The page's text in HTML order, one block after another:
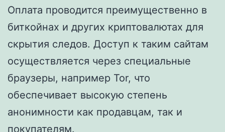
Оплата проводится преимущественно в
биткойнах и других криптовалютах для
скрытия следов. Доступ к таким сайтам
осуществляется через специальные
браузеры, например Tor, что
обеспечивает высокую степень
анонимности как продавцам, так и
покупателям.